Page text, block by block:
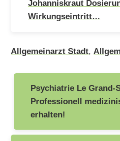
Johanniskraut
Wirkungseintritt…
Allgemeinarzt Stadt,
Beitragsnavigation
Psychiatrie Le Grand-
Professionell
erhalten!